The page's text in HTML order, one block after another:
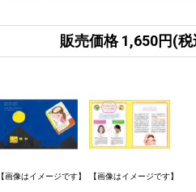
販売価格 1,650円(
【画像はイメージです】 【画像はイメージです】